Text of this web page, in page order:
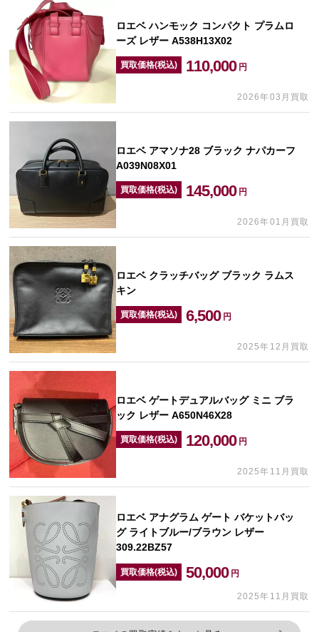
ロエベ ハンモック コンパクト プラムロ
ーズ レザー A538H13X02
買取価格(税込) 110,000 円
2026年03月買取
ロエベ アマソナ28 ブラック ナパカーフ
A039N08X01
買取価格(税込) 145,000 円
2026年01月買取
ロエベ クラッチバッグ ブラック ラムス
キン
買取価格(税込) 6,500 円
2025年12月買取
ロエベ ゲートデュアルバッグ ミニ ブラ
ック レザー A650N46X28
買取価格(税込) 120,000 円
2025年11月買取
ロエベ アナグラム ゲート バケットバッ
グ ライトブルー/ブラウン レザー
309.22BZ57
買取価格(税込) 50,000 円
2025年11月買取